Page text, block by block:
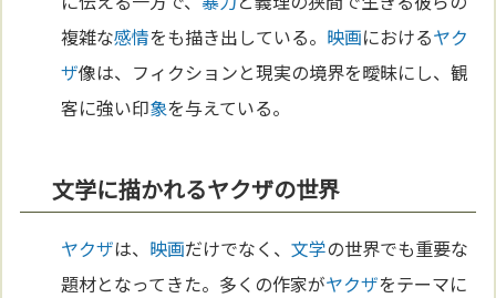
複雑な感情をも描き出している。 映画におけるヤク
ザ像は、フィクションと現実の境界を曖昧にし、観
客に強い印象を与えている。
文学に描かれるヤクザの世界
ヤクザは、 映画だけでなく、文学の世界でも重要な
題材となってきた。多くの作家がヤクザをテーマに